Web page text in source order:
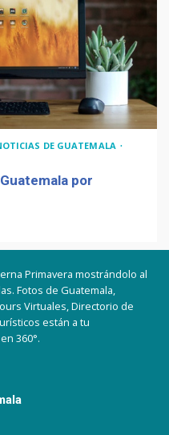
DE GUATEMALA
por
Primavera mostrándolo al
Fotos de Guatemala,
Virtuales, Directorio de
están a tu
360°.